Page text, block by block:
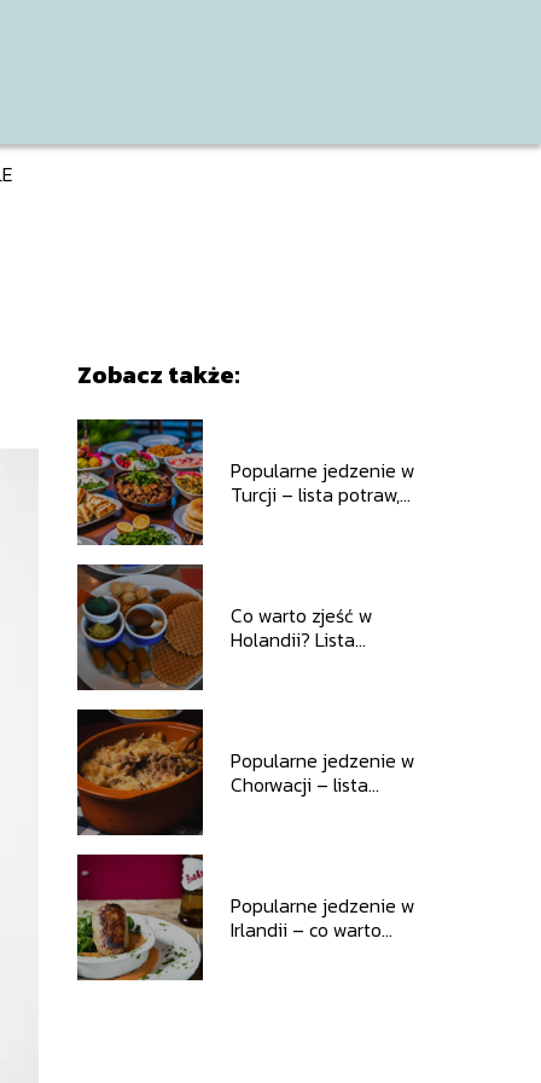
Zobacz także:
Popularne jedzenie w
Turcji – lista potraw,
Co warto zjeść w
Holandii? Lista
Popularne jedzenie w
Chorwacji – lista
Popularne jedzenie w
Irlandii – co warto